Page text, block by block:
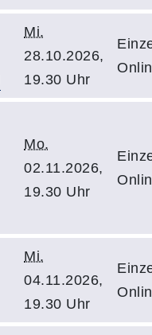
Mi.
28.10.2026,
19.30 Uhr
Mo.
02.11.2026,
19.30 Uhr
Mi.
04.11.2026,
19.30 Uhr